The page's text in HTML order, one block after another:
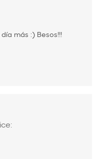
más :) Besos!!!